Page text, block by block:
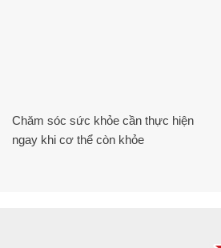
Chăm sóc sức khỏe cần thực hiện
ngay khi cơ thể còn khỏe